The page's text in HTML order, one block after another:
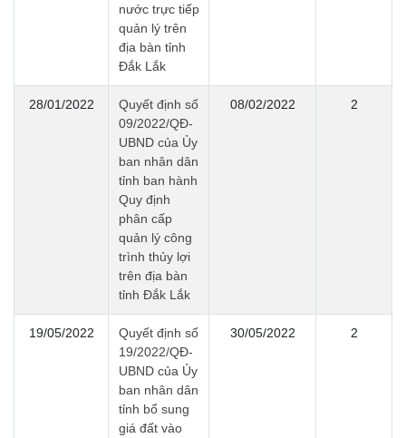
nước trực tiếp
quản lý trên
địa bàn tỉnh
Đắk Lắk
28/01/2022
Quyết định số
09/2022/QĐ-
UBND của Ủy
ban nhân dân
tỉnh ban hành
Quy định
phân cấp
quản lý công
trình thủy lợi
trên địa bàn
tỉnh Đắk Lắk
08/02/2022 2
19/05/2022
Quyết định số
19/2022/QĐ-
UBND của Ủy
ban nhân dân
tỉnh bổ sung
giá đất vào
30/05/2022 2